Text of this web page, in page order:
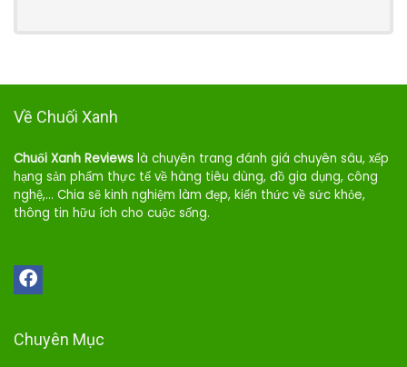
Về Chuối Xanh
Chuối Xanh Reviews là chuyên trang đánh giá chuyên sâu, xếp
hạng sản phẩm thực tế về hàng tiêu dùng, đồ gia dụng, công
nghệ,… Chia sẽ kinh nghiệm làm đẹp, kiến thức về sức khỏe,
thông tin hữu ích cho cuộc sống.
Chuyên Mục